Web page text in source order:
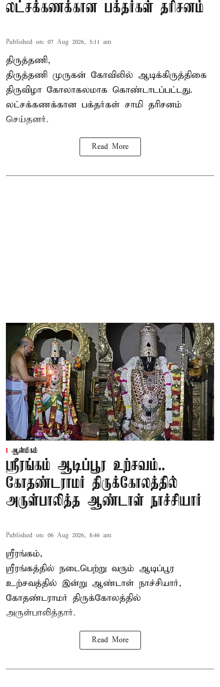
லட்சக்கணக்கான பக்தர்கள் தரிசனம்
Published on: 07 Aug 2026, 5:11 am
திருத்தணி,
திருத்தணி முருகன் கோவிலில் ஆடிக்கிருத்திகை
திருவிழா கோலாகலமாக கொண்டாடப்பட்டது.
லட்சக்கணக்கான பக்தர்கள் சாமி தரிசனம்
செய்தனர்.
Read More
ஆன்மிகம்
ஸ்ரீரங்கம் ஆடிப்பூர உற்சவம்..
கோதண்டராமர் திருக்கோலத்தில்
அருள்பாலித்த ஆண்டாள் நாச்சியார்
Published on: 06 Aug 2026, 8:46 am
ஸ்ரீரங்கம்,
ஸ்ரீரங்கத்தில் நடைபெற்று வரும் ஆடிப்பூர
உற்சவத்தில் இன்று ஆண்டாள் நாச்சியார்,
கோதண்டராமர் திருக்கோலத்தில்
அருள்பாலித்தார்.
Read More